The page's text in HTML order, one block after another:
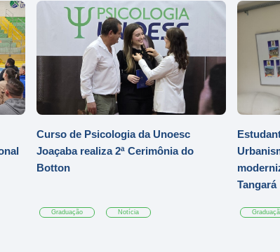
Curso de Psicologia da Unoesc
Joaçaba realiza 2ª Cerimônia do
Botton
Graduação Notícia
Tangará